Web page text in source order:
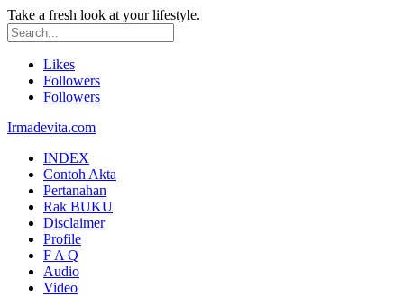
Take a fresh look at your lifestyle.
Likes
Followers
Followers
Irmadevita.com
INDEX
Contoh Akta
Pertanahan
Rak BUKU
Disclaimer
Profile
F A Q
Audio
Video